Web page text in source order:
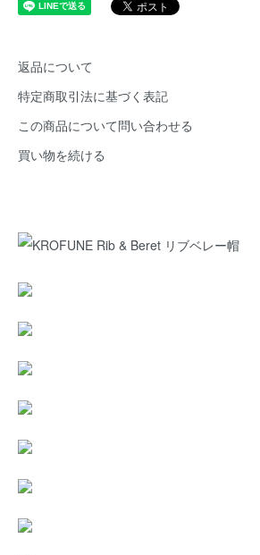
返品について
特定商取引法に基づく表記
この商品について問い合わせる
買い物を続ける